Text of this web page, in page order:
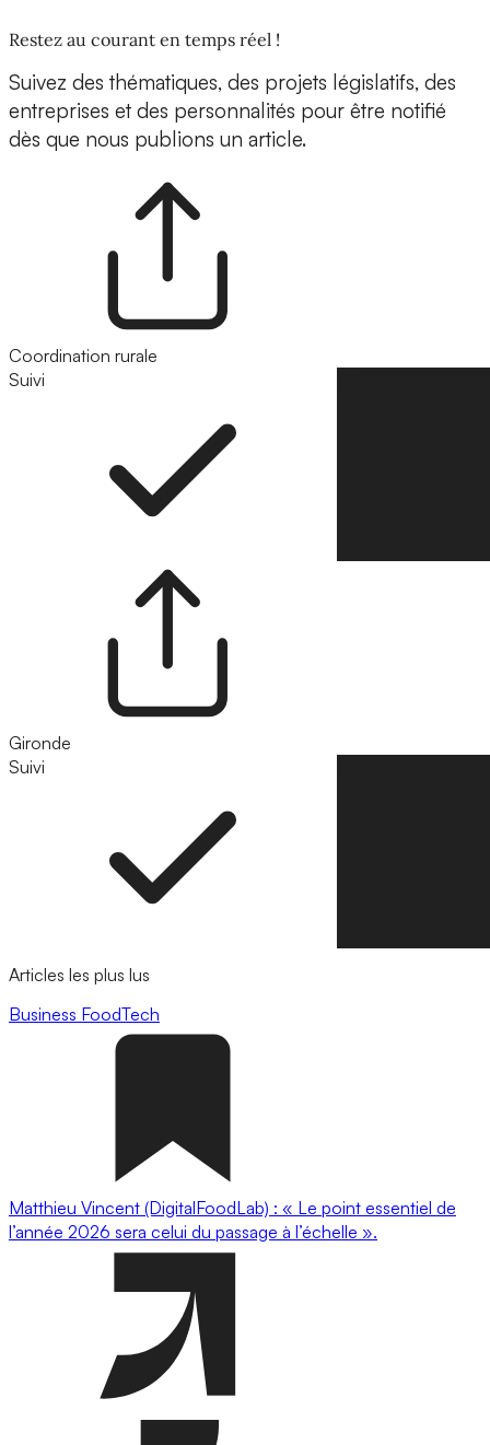
Restez au courant en temps réel !
Suivez des thématiques, des projets législatifs, des
entreprises et des personnalités pour être notifié
dès que nous publions un article.
Coordination rurale
Suivi
Gironde
Suivi
Articles les plus lus
Business FoodTech
Matthieu Vincent (DigitalFoodLab) : « Le point essentiel de
l’année 2026 sera celui du passage à l’échelle ».